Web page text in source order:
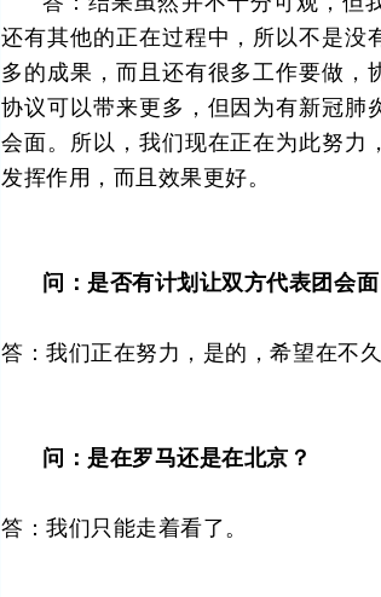
还有其他的正在过程中，所以不是没
多的成果，而且还有很多工作要做，
协议可以带来更多，但因为有新冠肺
会面。所以，我们现在正在为此努力
发挥作用，而且效果更好。
问：是否有计划让双方代表团会面
答：我们正在努力，是的，希望在不
问：是在罗马还是在北京？
答：我们只能走着看了。